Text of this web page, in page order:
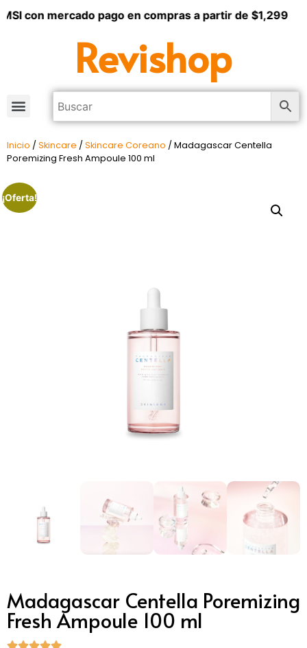
con mercado pago en compras a partir de $1,299
Revishop
Inicio / Skincare / Skincare Coreano / Madagascar Centella
Poremizing Fresh Ampoule 100 ml
¡Oferta!
Madagascar Centella Poremizing
Fresh Ampoule 100 ml